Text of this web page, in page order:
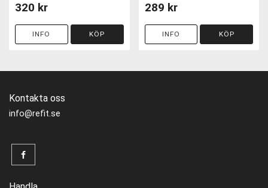
320 kr
INFO KÖP
289 kr
INFO KÖP
Kontakta oss
info@refit.se